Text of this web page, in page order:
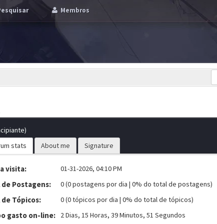
Membros
stats
About me Signature
visita: 01-31-2026, 04:10 PM
Postagens: 0 (0 postagens por dia | 0% do total de postagens)
Tópicos: 0 (0 tópicos por dia | 0% do total de tópicos)
gasto on-line: 2 Dias, 15 Horas, 39 Minutos, 51 Segundos